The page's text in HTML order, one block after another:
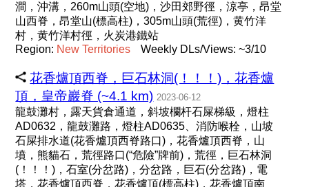
澗，沖溝，260m山頭(空地)，沙田郊野徑，涼亭，昂堂
山西脊，昂堂山(標高柱)，305m山頭(荒徑)，黄竹洋
村，黄竹洋村徑，火炭港鐵站
Region: New Territories Weekly DLs/Views: ~3/10
花香爐頂西脊，巨石林洞(！！！)，花香爐
頂，皇帝巖脊 (~4.1 km) 2023-06-12
龍鼓灘村，露天貨倉通道，斜坡欄杆石屎梯級，燈柱
AD0632，龍鼓灘路，燈柱AD0635、消防喉栓，山坡
石屎排水道(花香爐頂西脊路口)，花香爐頂西脊，山
墳，熊貓石，荒徑路口(“危險”牌前)，荒徑，巨石林洞
(！！！)，石室(分岔路)，分岔路，巨石(分岔路)，電
塔，花香爐頂西脊，花香爐頂(標高柱)，花香爐頂南